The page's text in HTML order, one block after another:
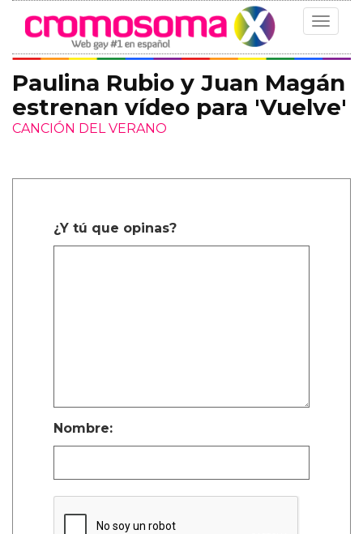
Toggle
Paulina Rubio y Juan Magán
estrenan vídeo para 'Vuelve'
CANCIÓN DEL VERANO
¿Y tú que opinas?
Nombre: